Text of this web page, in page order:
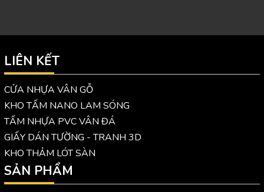
LIÊN KẾT
CỬA NHỰA VÂN GỖ
KHO TẤM NANO LAM SÓNG
TẤM NHỰA PVC VÂN ĐÁ
GIẤY DÁN TƯỜNG - TRANH 3D
KHO THẢM LÓT SÀN
SẢN PHẨM